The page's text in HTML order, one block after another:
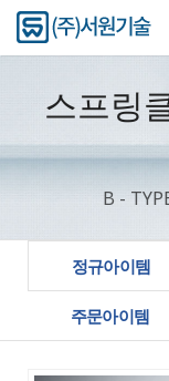
커뮤니티
스프링
B -
정규아이템
주문아이템